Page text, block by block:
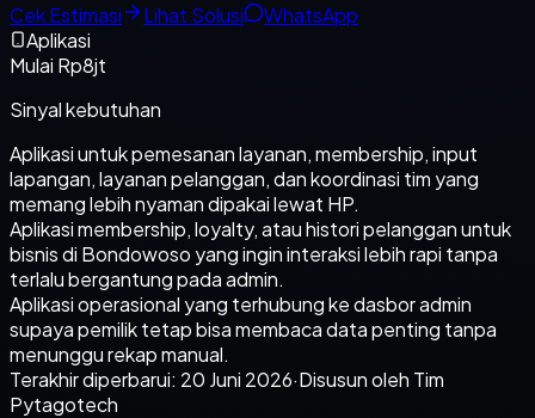
Cek Estimasi
Lihat Solusi
WhatsApp
Aplikasi
Mulai Rp8jt
Sinyal kebutuhan
Aplikasi untuk pemesanan layanan, membership, input
lapangan, layanan pelanggan, dan koordinasi tim yang
memang lebih nyaman dipakai lewat HP.
Aplikasi membership, loyalty, atau histori pelanggan untuk
bisnis di Bondowoso yang ingin interaksi lebih rapi tanpa
terlalu bergantung pada admin.
Aplikasi operasional yang terhubung ke dasbor admin
supaya pemilik tetap bisa membaca data penting tanpa
menunggu rekap manual.
Terakhir diperbarui: 20 Juni 2026·Disusun oleh Tim
Pytagotech